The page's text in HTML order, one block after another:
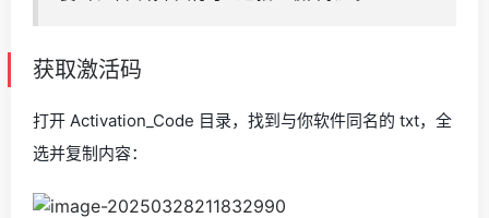
获取激活码
打开 Activation_Code 目录，找到与你软件同名的 txt，全
选并复制内容：